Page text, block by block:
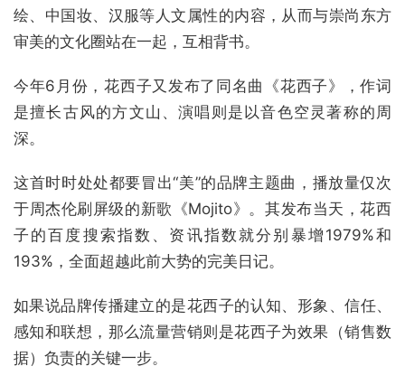
绘、中国妆、汉服等人文属性的内容，从而与崇尚东方
审美的文化圈站在一起，互相背书。
今年6月份，花西子又发布了同名曲《花西子》，作词
是擅长古风的方文山、演唱则是以音色空灵著称的周
深。
这首时时处处都要冒出“美”的品牌主题曲，播放量仅次
于周杰伦刷屏级的新歌《Mojito》。其发布当天，花西
子的百度搜索指数、资讯指数就分别暴增1979%和
193%，全面超越此前大势的完美日记。
如果说品牌传播建立的是花西子的认知、形象、信任、
感知和联想，那么流量营销则是花西子为效果（销售数
据）负责的关键一步。